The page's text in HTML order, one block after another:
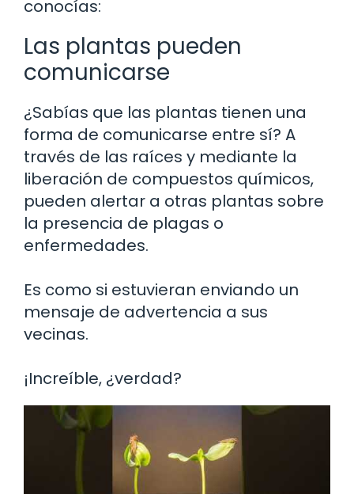
conocías:
Las plantas pueden
comunicarse
¿Sabías que las plantas tienen una
forma de comunicarse entre sí? A
través de las raíces y mediante la
liberación de compuestos químicos,
pueden alertar a otras plantas sobre
la presencia de plagas o
enfermedades.
Es como si estuvieran enviando un
mensaje de advertencia a sus
vecinas.
¡Increíble, ¿verdad?